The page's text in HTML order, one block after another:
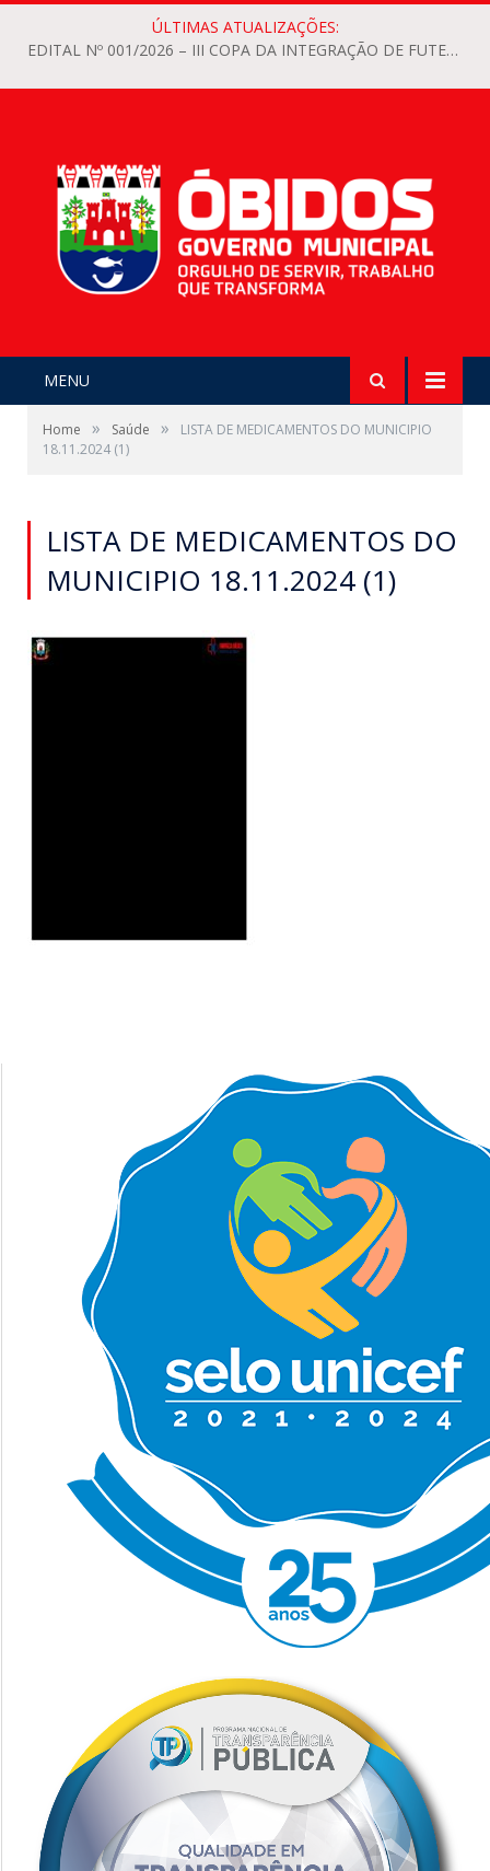
ÚLTIMAS ATUALIZAÇÕES:
EDITAL Nº 001/2026 – III COPA DA INTEGRAÇÃO DE FUTEBOL FEMININO 2026 DO MUNICÍPIO DE ÓBIDOS
MENU
Home » Saúde »
LISTA DE MEDICAMENTOS DO MUNICIPIO
18.11.2024 (1)
LISTA DE MEDICAMENTOS DO
MUNICIPIO 18.11.2024 (1)